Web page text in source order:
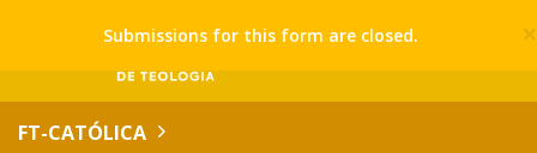
×
Submissions for this form are closed.
FT-CATÓLICA